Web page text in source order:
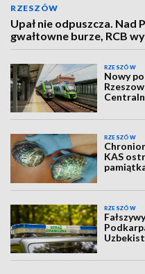
RZESZÓW
Upał nie odpuszcza. Nad
gwałtowne burze, RCB
RZESZÓW
Nowy
RZESZÓW
KAS
RZESZÓW